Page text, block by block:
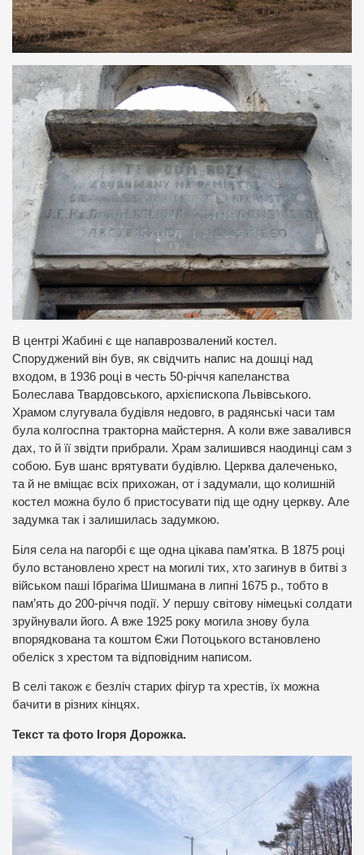
В центрі Жабині є ще напаврозвалений костел.
Споруджений він був, як свідчить напис на дошці над
входом, в 1936 році в честь 50-річчя капеланства
Болеслава Твардовського, архієпископа Львівського.
Храмом слугувала будівля недовго, в радянські часи там
була колгоспна тракторна майстерня. А коли вже завалився
дах, то й її звідти прибрали. Храм залишився наодинці сам з
собою. Був шанс врятувати будівлю. Церква далеченько,
та й не вміщає всіх прихожан, от і задумали, що колишній
костел можна було б пристосувати під ще одну церкву. Але
задумка так і залишилась задумкою.
Біля села на пагорбі є ще одна цікава пам’ятка. В 1875 році
було встановлено хрест на могилі тих, хто загинув в битві з
військом паші Ібрагіма Шишмана в липні 1675 р., тобто в
пам’ять до 200-річчя події. У першу світову німецькі солдати
зруйнували його. А вже 1925 року могила знову була
впорядкована та коштом Єжи Потоцького встановлено
обеліск з хрестом та відповідним написом.
В селі також є безліч старих фігур та хрестів, їх можна
бачити в різних кінцях.
Текст та фото Ігоря Дорожка.